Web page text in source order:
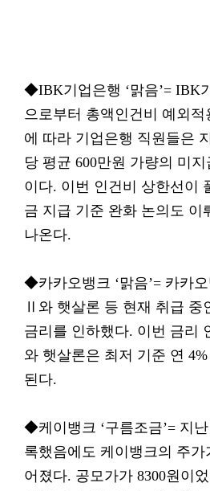
◆IBK기업은행 ‘맑음’= IBK
으로부터 총액인건비 예외적
에 따라 기업은행 직원들은
당 평균 600만원 가량의 미
이다. 이번 인건비 상한선이
금 지급 기준 완화 논의도 이
나온다.
◆카카오뱅크 ‘맑음’= 카카
Ⅱ와 햇살론 등 현재 취급 중
금리를 인하했다. 이번 금리
와 햇살론은 최저 기준 연
된다.
◆케이뱅크 ‘구름조금’= 지난
록했음에도 케이뱅크의 주가
어졌다. 공모가가 8300원이